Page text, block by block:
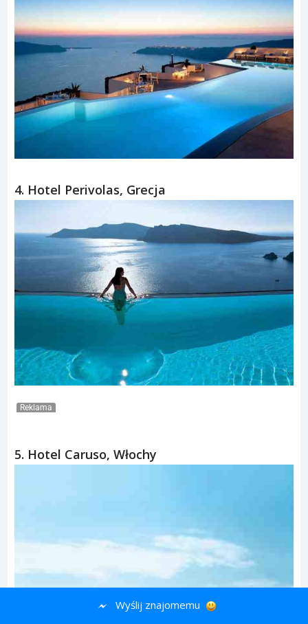
4. Hotel Perivolas, Grecja
Reklama
Wyślij znajomemu